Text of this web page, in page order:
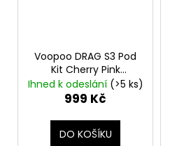
Voopoo DRAG S3 Pod
Kit Cherry Pink
3000mAh
Ihned k odeslání (>5 ks)
999 Kč
DO KOŠÍKU